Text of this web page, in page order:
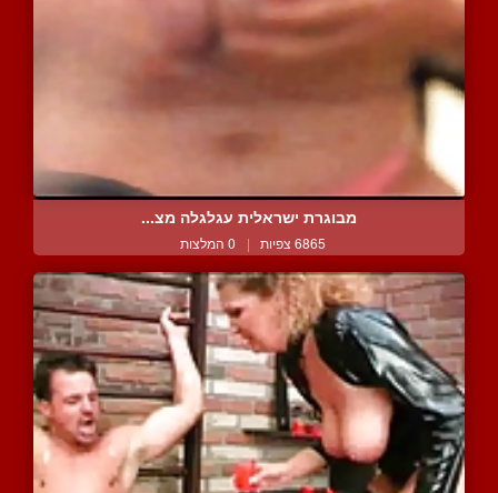
מבוגרת ישראלית עגלגלה מצ...
6865 צפיות | 0 המלצות